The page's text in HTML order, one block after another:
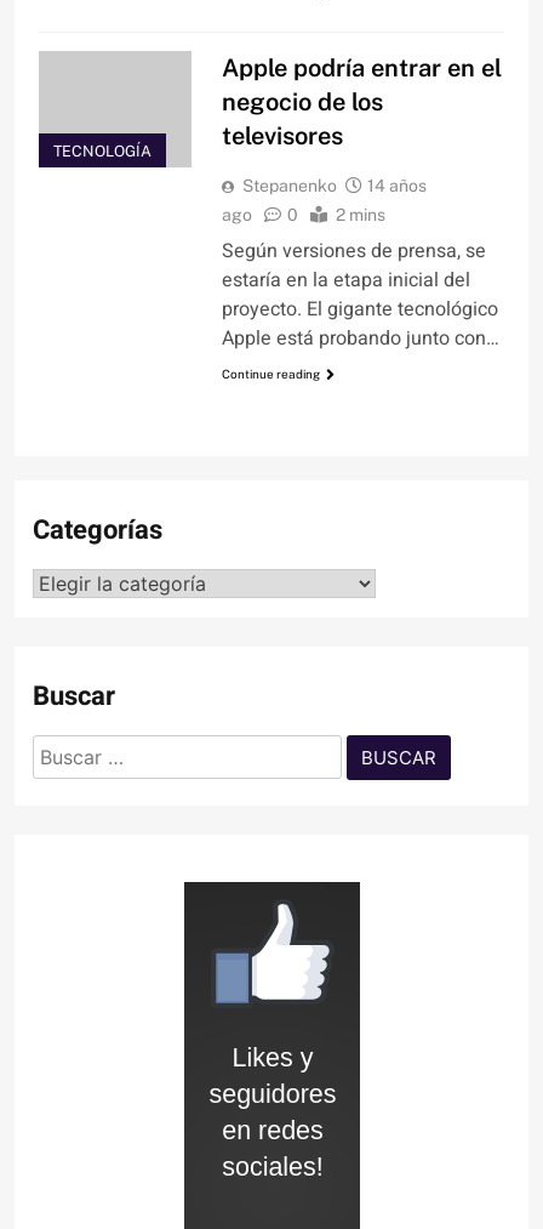
TECNOLOGÍA
Apple podría entrar en el
negocio de los
televisores
Stepanenko
14 años
ago
0 2 mins
Según versiones de prensa, se
estaría en la etapa inicial del
proyecto. El gigante tecnológico
Apple está probando junto con…
Continue reading
Categorías
Categorías
Buscar
Buscar: